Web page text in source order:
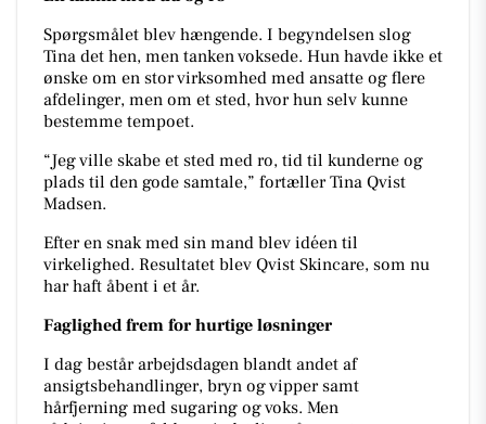
Spørgsmålet blev hængende. I begyndelsen slog
Tina det hen, men tanken voksede. Hun havde ikke et
ønske om en stor virksomhed med ansatte og flere
afdelinger, men om et sted, hvor hun selv kunne
bestemme tempoet.
“Jeg ville skabe et sted med ro, tid til kunderne og
plads til den gode samtale,” fortæller Tina Qvist
Madsen.
Efter en snak med sin mand blev idéen til
virkelighed. Resultatet blev Qvist Skincare, som nu
har haft åbent i et år.
Faglighed frem for hurtige løsninger
I dag består arbejdsdagen blandt andet af
ansigtsbehandlinger, bryn og vipper samt
hårfjerning med sugaring og voks. Men